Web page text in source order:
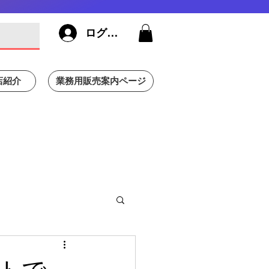
ログイン
紹介 業務用販売案内ページ